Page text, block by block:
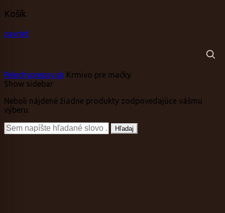
Košík
zavrieť
Pelechyprepsy.sk Krmivo pre mačky
Show sidebar
Neboli nájdené žiadne produkty zodpovedajúce vášmu
výberu.
Vyhľadávanie:
Hľadaj